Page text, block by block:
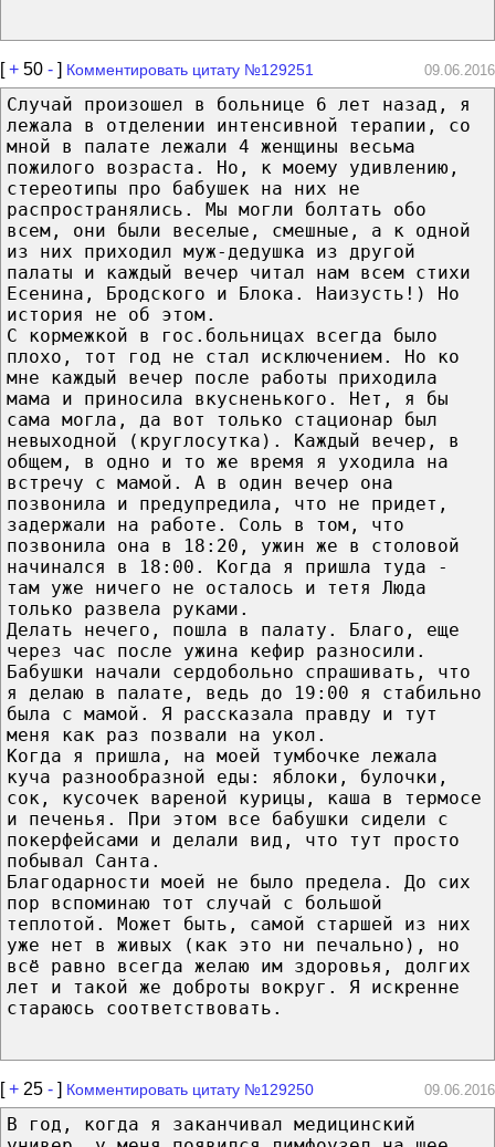
[+ 50 - ] Комментировать цитату №129251 09.06.2016
Случай произошел в больнице 6 лет назад, я
лежала в отделении интенсивной терапии, со
мной в палате лежали 4 женщины весьма
пожилого возраста. Но, к моему удивлению,
стереотипы про бабушек на них не
распространялись. Мы могли болтать обо
всем, они были веселые, смешные, а к одной
из них приходил муж-дедушка из другой
палаты и каждый вечер читал нам всем стихи
Есенина, Бродского и Блока. Наизусть!) Но
история не об этом.
С кормежкой в гос.больницах всегда было
плохо, тот год не стал исключением. Но ко
мне каждый вечер после работы приходила
мама и приносила вкусненького. Нет, я бы
сама могла, да вот только стационар был
невыходной (круглосутка). Каждый вечер, в
общем, в одно и то же время я уходила на
встречу с мамой. А в один вечер она
позвонила и предупредила, что не придет,
задержали на работе. Соль в том, что
позвонила она в 18:20, ужин же в столовой
начинался в 18:00. Когда я пришла туда -
там уже ничего не осталось и тетя Люда
только развела руками.
Делать нечего, пошла в палату. Благо, еще
через час после ужина кефир разносили.
Бабушки начали сердобольно спрашивать, что
я делаю в палате, ведь до 19:00 я стабильно
была с мамой. Я рассказала правду и тут
меня как раз позвали на укол.
Когда я пришла, на моей тумбочке лежала
куча разнообразной еды: яблоки, булочки,
сок, кусочек вареной курицы, каша в термосе
и печенья. При этом все бабушки сидели с
покерфейсами и делали вид, что тут просто
побывал Санта.
Благодарности моей не было предела. До сих
пор вспоминаю тот случай с большой
теплотой. Может быть, самой старшей из них
уже нет в живых (как это ни печально), но
всё равно всегда желаю им здоровья, долгих
лет и такой же доброты вокруг. Я искренне
стараюсь соответствовать.
[+ 25 - ] Комментировать цитату №129250 09.06.2016
В год, когда я заканчивал медицинский